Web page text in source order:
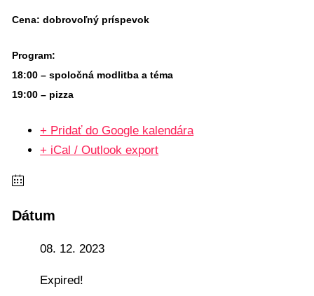
Cena:dobrovoľný príspevok
Program:
18:00 – spoločná modlitba a téma
19:00 – pizza
+ Pridať do Google kalendára
+ iCal / Outlook export
Dátum
08. 12. 2023
Expired!